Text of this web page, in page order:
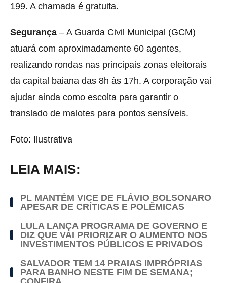
199. A chamada é gratuita.
Segurança – A Guarda Civil Municipal (GCM)
atuará com aproximadamente 60 agentes,
realizando rondas nas principais zonas eleitorais
da capital baiana das 8h às 17h. A corporação vai
ajudar ainda como escolta para garantir o
translado de malotes para pontos sensíveis.
Foto: Ilustrativa
LEIA MAIS:
PL MANTÉM VICE DE FLÁVIO BOLSONARO
APESAR DE CRÍTICAS E POLÊMICAS
LULA LANÇA PROGRAMA DE GOVERNO E
DIZ QUE VAI PRIORIZAR O AUMENTO NOS
INVESTIMENTOS PÚBLICOS E PRIVADOS
SALVADOR TEM 14 PRAIAS IMPRÓPRIAS
PARA BANHO NESTE FIM DE SEMANA;